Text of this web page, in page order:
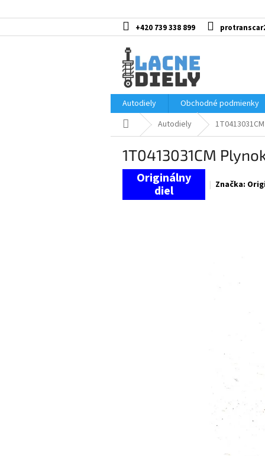
na
+420 739 338 899
Autodiely
Obchodné podmienky
DomovAutodiely
1T0413031CM
Značka: